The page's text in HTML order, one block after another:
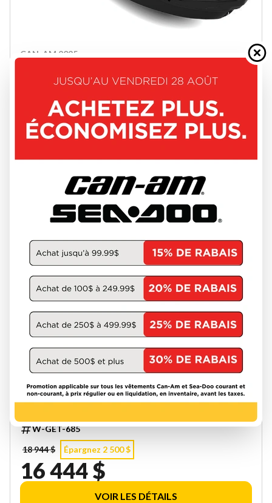
CAN-AM 2025
W-GET-693
22 544 $
Épargnez 2 500 $
20 044 $
CAN-AM 2025
W-GET-685
18 944 $
Épargnez 2 500 $
16 444 $
VOIR LES DÉTAILS